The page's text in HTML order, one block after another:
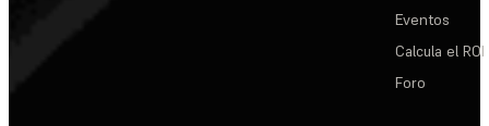
Eventos
Calcula el ROI
Foro